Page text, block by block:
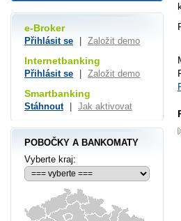
e-Broker
Přihlásit se Založit demo
Internetbanking
Přihlásit se Založit demo
Smartbanking
Stáhnout Jak aktivovat
POBOČKY A BANKOMATY
Vyberte kraj: